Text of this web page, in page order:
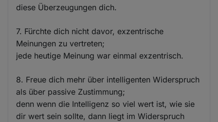
diese Überzeugungen dich.
7. Fürchte dich nicht davor, exzentrische
Meinungen zu vertreten;
jede heutige Meinung war einmal exzentrisch.
8. Freue dich mehr über intelligenten Widerspruch
als über passive Zustimmung;
denn wenn die Intelligenz so viel wert ist, wie sie
dir wert sein sollte, dann liegt im Widerspruch